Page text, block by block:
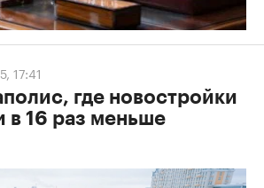
17:41
где новостройки
в 16 раз меньше